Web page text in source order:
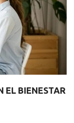
EL BIENESTAR